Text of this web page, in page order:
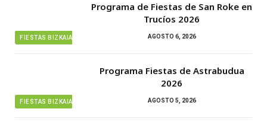
FIESTAS BIZKAIA
Programa de Fiestas de San Roke en
Trucíos 2026
AGOSTO 6, 2026
FIESTAS BIZKAIA
Programa Fiestas de Astrabudua
2026
AGOSTO 5, 2026